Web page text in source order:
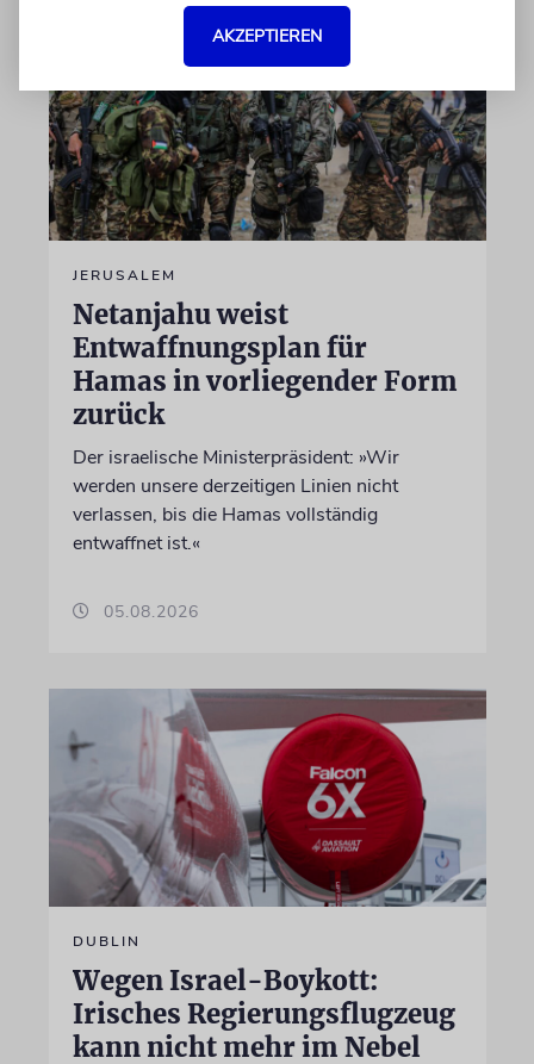
JERUSALEM
Netanjahu weist
Entwaffnungsplan für
Hamas in vorliegender Form
zurück
Der israelische Ministerpräsident: »Wir
werden unsere derzeitigen Linien nicht
verlassen, bis die Hamas vollständig
entwaffnet ist.«
05.08.2026
DUBLIN
Wegen Israel-Boykott:
Irisches Regierungsflugzeug
kann nicht mehr im Nebel
AKZEPTIEREN